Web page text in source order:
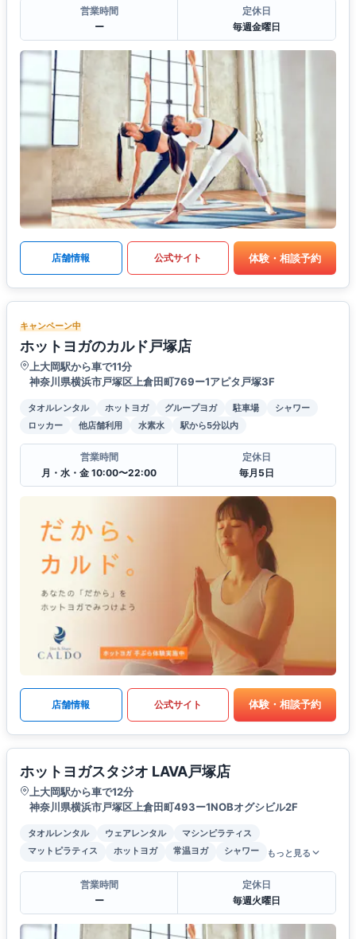
営業時間
ー
定休日
毎週金曜日
店舗情報 公式サイト 体験・相談予約
キャンペーン中
ホットヨガのカルド戸塚店
上大岡駅から車で11分
神奈川県横浜市戸塚区上倉田町769ー1アピタ戸塚3F
タオルレンタル ホットヨガ グループヨガ 駐車場
シャワー
ロッカー
他店舗利用 水素水 駅から5分以内
営業時間
月・水・金 10:00〜22:00
定休日
毎月5日
店舗情報 公式サイト 体験・相談予約
ホットヨガスタジオ LAVA戸塚店
上大岡駅から車で12分
神奈川県横浜市戸塚区上倉田町493ー1NOBオグシビル2F
タオルレンタル ウェアレンタル
マシンピラティス
マットピラティス
ホットヨガ 常温ヨガ シャワー もっと見る
営業時間
ー
定休日
毎週火曜日